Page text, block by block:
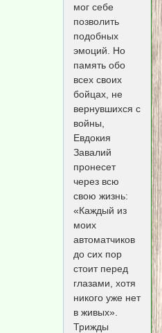
мог себе
позволить
подобных
эмоций. Но
память обо
всех своих
бойцах, не
вернувшихся с
войны,
Евдокия
Завалий
пронесет
через всю
свою жизнь:
«Каждый из
моих
автоматчиков
до сих пор
стоит перед
глазами, хотя
никого уже нет
в живых».
Трижды